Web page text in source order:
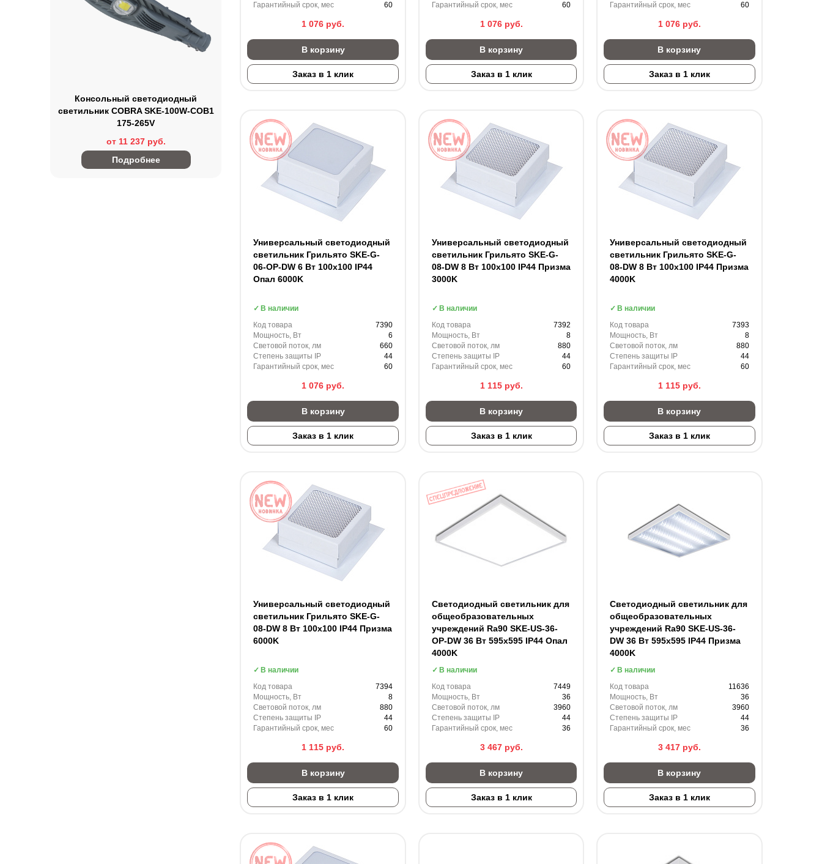
Консольный светодиодный
светильник СOBRA SKE-100W-COB1
175-265V
от 11 237 руб.
Подробнее
Гарантийный срок, мес
60
1 076 руб.
В корзину
Заказ в 1 клик
Гарантийный срок, мес
60
1 076 руб.
В корзину
Заказ в 1 клик
Гарантийный срок, мес
60
1 076 руб.
В корзину
Заказ в 1 клик
Универсальный светодиодный
светильник Грильято SKE-G-
06-OP-DW 6 Вт 100x100 IP44
Опал 6000K
В наличии
Код товара
7390
Мощность, Вт
6
Световой поток, лм
660
Степень защиты IP
44
Гарантийный срок, мес
60
1 076 руб.
В корзину
Заказ в 1 клик
Универсальный светодиодный
светильник Грильято SKE-G-
08-DW 8 Вт 100x100 IP44 Призма
3000K
В наличии
Код товара
7392
Мощность, Вт
8
Световой поток, лм
880
Степень защиты IP
44
Гарантийный срок, мес
60
1 115 руб.
В корзину
Заказ в 1 клик
Универсальный светодиодный
светильник Грильято SKE-G-
08-DW 8 Вт 100x100 IP44 Призма
4000K
В наличии
Код товара
7393
Мощность, Вт
8
Световой поток, лм
880
Степень защиты IP
44
Гарантийный срок, мес
60
1 115 руб.
В корзину
Заказ в 1 клик
Универсальный светодиодный
светильник Грильято SKE-G-
08-DW 8 Вт 100x100 IP44 Призма
6000K
В наличии
Код товара
7394
Мощность, Вт
8
Световой поток, лм
880
Степень защиты IP
44
Гарантийный срок, мес
60
1 115 руб.
В корзину
Заказ в 1 клик
Светодиодный светильник для
общеобразовательных
учреждений Ra90 SKE-US-36-
OP-DW 36 Вт 595x595 IP44 Опал
4000K
В наличии
Код товара
7449
Мощность, Вт
36
Световой поток, лм
3960
Степень защиты IP
44
Гарантийный срок, мес
36
3 467 руб.
В корзину
Заказ в 1 клик
Светодиодный светильник для
общеобразовательных
учреждений Ra90 SKE-US-36-
DW 36 Вт 595x595 IP44 Призма
4000K
В наличии
Код товара
11636
Мощность, Вт
36
Световой поток, лм
3960
Степень защиты IP
44
Гарантийный срок, мес
36
3 417 руб.
В корзину
Заказ в 1 клик